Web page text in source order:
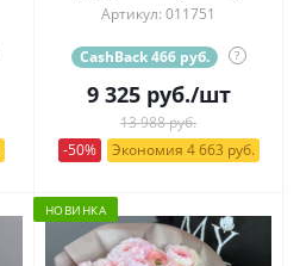
Артикул: 011751
CashBack 466 руб. ?
9 325руб./шт
13 988 руб.
-50%
Экономия 4 663 руб.
НОВИНКА